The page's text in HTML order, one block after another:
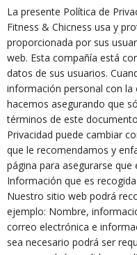
La presente Política de
Fitness & Chicness usa y
proporcionada por sus
web. Esta compañía está
datos de sus usuarios.
información personal con la
hacemos asegurando que
términos de este
Privacidad puede cambiar
que le recomendamos y
página para asegurarse
Información que es recogida
Nuestro sitio web podrá
ejemplo: Nombre,
correo electrónica e
sea necesario podrá ser